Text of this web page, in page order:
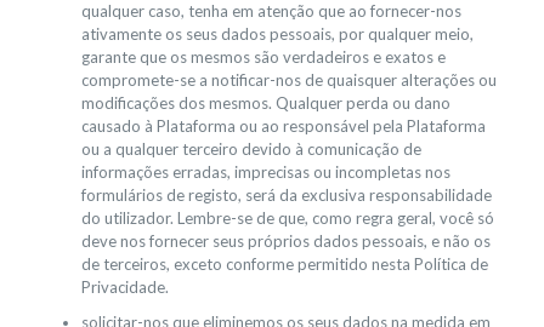
qualquer caso, tenha em atenção que ao fornecer-nos
ativamente os seus dados pessoais, por qualquer meio,
garante que os mesmos são verdadeiros e exatos e
compromete-se a notificar-nos de quaisquer alterações ou
modificações dos mesmos. Qualquer perda ou dano
causado à Plataforma ou ao responsável pela Plataforma
ou a qualquer terceiro devido à comunicação de
informações erradas, imprecisas ou incompletas nos
formulários de registo, será da exclusiva responsabilidade
do utilizador. Lembre-se de que, como regra geral, você só
deve nos fornecer seus próprios dados pessoais, e não os
de terceiros, exceto conforme permitido nesta Política de
Privacidade.
solicitar-nos que eliminemos os seus dados na medida em